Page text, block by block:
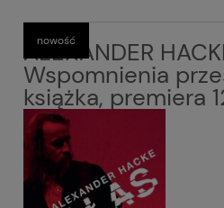
ALEXANDER
Wspomnienia
książka, premiera
nowość